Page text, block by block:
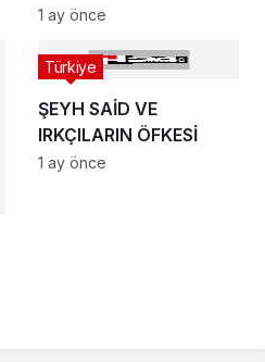
İmamoğlu’na tepki
1 ay önce
ŞEYH SAİD VE
IRKÇILARIN ÖFKESİ
Türkiye
1 ay önce